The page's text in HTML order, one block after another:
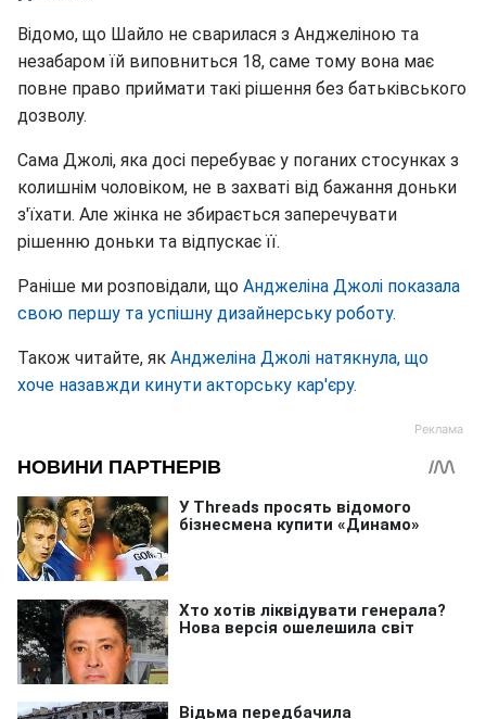
Відомо, що Шайло не сварилася з Анджеліною та
незабаром їй виповниться 18, саме тому вона має
повне право приймати такі рішення без батьківського
дозволу.
Сама Джолі, яка досі перебуває у поганих стосунках з
колишнім чоловіком, не в захваті від бажання доньки
з'їхати. Але жінка не збирається заперечувати
рішенню доньки та відпускає її.
Раніше ми розповідали, що Анджеліна Джолі показала
свою першу та успішну дизайнерську роботу.
Також читайте, як Анджеліна Джолі натякнула, що
хоче назавжди кинути акторську кар'єру.